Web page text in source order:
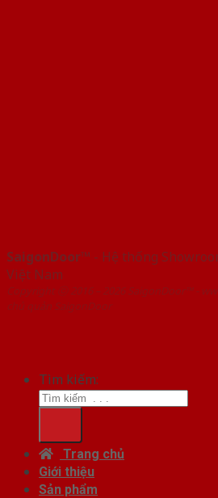
SaigonDoor™ - Hệ thống
Việt Nam
Copyright ⓒ 2016 – 2026 SaigonDoor™ -
chủ quản SaigonDoor
Tìm kiếm:
Trang chủ
Giới thiệu
Sản phẩm